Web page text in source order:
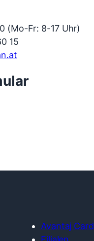
(Mo-Fr: 8-17 Uhr)
15
Avantaj Card